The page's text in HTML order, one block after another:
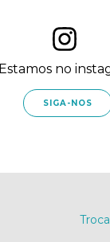
Estamos no
SIGA-NOS